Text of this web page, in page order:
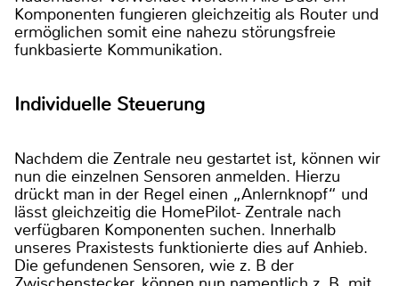
Komponenten fungieren gleichzeitig als Router und
ermöglichen somit eine nahezu störungsfreie
funkbasierte Kommunikation.
Individuelle Steuerung
Nachdem die Zentrale neu gestartet ist, können wir
nun die einzelnen Sensoren anmelden. Hierzu
drückt man in der Regel einen „Anlernknopf“ und
lässt gleichzeitig die HomePilot- Zentrale nach
verfügbaren Komponenten suchen. Innerhalb
unseres Praxistests funktionierte dies auf Anhieb.
Die gefundenen Sensoren, wie z. B der